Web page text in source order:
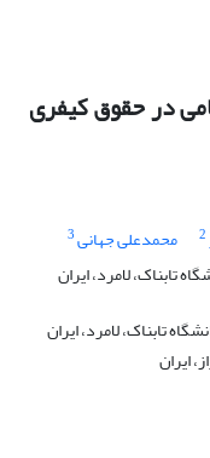
در حقوق کیفری
2 محمدعلی جهانی3
لامرد، ایران
تابناک، لامرد، ایران
ایران